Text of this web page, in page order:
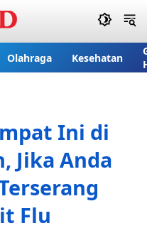
Olahraga Kesehatan
Ini di
Jika Anda
Flu